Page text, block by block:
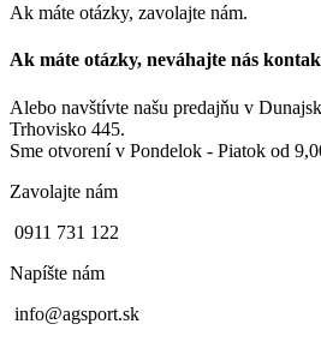
Ak máte otázky, zavolajte nám.
Ak máte otázky, neváhajte nás
Alebo navštívte našu predajňu v
Trhovisko 445.
Sme otvorení v Pondelok - Piatok od
Zavolajte nám
0911 731 122
Napíšte nám
info@agsport.sk